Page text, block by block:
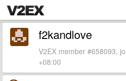
f2kandlove
V2EX member #658093,
+08:00